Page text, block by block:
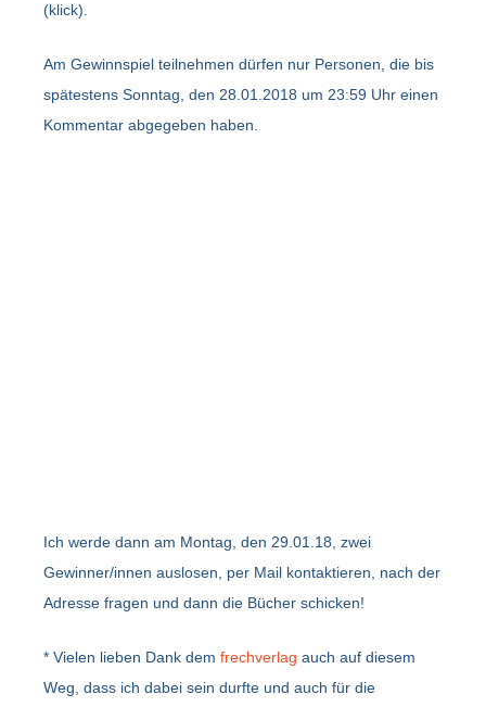
(klick).
Am Gewinnspiel teilnehmen dürfen nur Personen, die bis
spätestens Sonntag, den 28.01.2018 um 23:59 Uhr einen
Kommentar abgegeben haben.
Ich werde dann am Montag, den 29.01.18, zwei
Gewinner/innen auslosen, per Mail kontaktieren, nach der
Adresse fragen und dann die Bücher schicken!
* Vielen lieben Dank dem frechverlag auch auf diesem
Weg, dass ich dabei sein durfte und auch für die